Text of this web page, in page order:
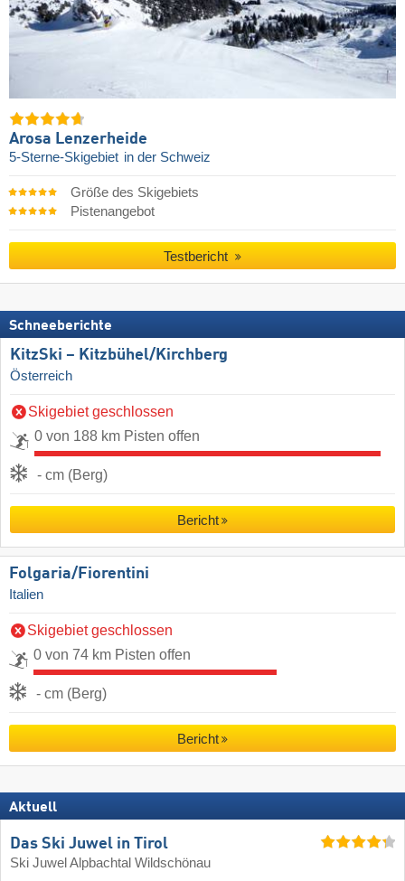
Arosa Lenzerheide
5-Sterne-Skigebiet in der Schweiz
Größe des Skigebiets
Pistenangebot
Testbericht
Schneeberichte
KitzSki – Kitzbühel/​Kirchberg
Österreich
Skigebiet geschlossen
0 von 188 km Pisten offen
- cm (Berg)
Bericht
Folgaria/​Fiorentini
Italien
Skigebiet geschlossen
0 von 74 km Pisten offen
- cm (Berg)
Bericht
Aktuell
Das Ski Juwel in Tirol
Ski Juwel Alpbachtal Wildschönau